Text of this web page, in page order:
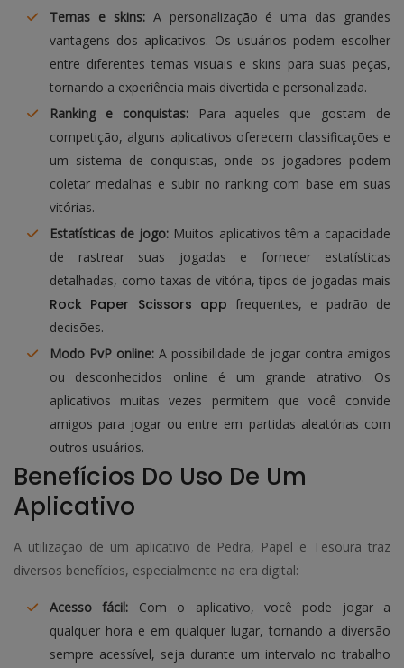
Temas e skins:A personalização é uma das grandes
vantagens dos aplicativos. Os usuários podem escolher
entre diferentes temas visuais e skins para suas peças,
tornando a experiência mais divertida e personalizada.
Ranking e conquistas:Para aqueles que gostam de
competição, alguns aplicativos oferecem classificações e
um sistema de conquistas, onde os jogadores podem
coletar medalhas e subir no ranking com base em suas
vitórias.
Estatísticas de jogo: Muitos aplicativos têm a capacidade
de rastrear suas jogadas e fornecer estatísticas
detalhadas, como taxas de vitória, tipos de jogadas mais
Rock Paper Scissors app frequentes, e padrão de
decisões.
Modo PvP online: A possibilidade de jogar contra amigos
ou desconhecidos online é um grande atrativo. Os
aplicativos muitas vezes permitem que você convide
amigos para jogar ou entre em partidas aleatórias com
outros usuários.
Benefícios Do Uso De Um
Aplicativo
A utilização de um aplicativo de Pedra, Papel e Tesoura traz
diversos benefícios, especialmente na era digital:
Acesso fácil: Com o aplicativo, você pode jogar a
qualquer hora e em qualquer lugar, tornando a diversão
sempre acessível, seja durante um intervalo no trabalho